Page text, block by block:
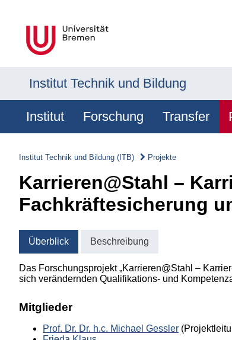
Institut Technik und Bildung
Institut Forschung Transfer
Institut Technik und Bildung (ITB) Projekte
Karrieren@Stahl –
Fachkräftesicherung
Überblick Beschreibung
Das Forschungsprojekt „Karrieren@Stahl –
sich verändernden Qualifikations- und
Mitglieder
Prof. Dr. Dr. h.c. Michael Gessler